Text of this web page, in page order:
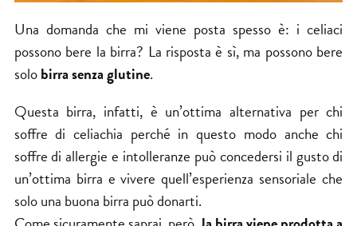
Una domanda che mi viene posta spesso è: i celiaci
possono bere la birra? La risposta è sì, ma possono bere
solobirra senza glutine.
Questa birra, infatti, è un’ottima alternativa per chi
soffre di celiachia perché in questo modo anche chi
soffre di allergie e intolleranze può concedersi il gusto di
un’ottima birra e vivere quell’esperienza sensoriale che
solo una buona birra può donarti.